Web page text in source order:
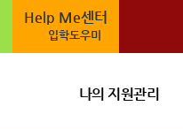
Help Me센터
입학도우미
나의 지원관리